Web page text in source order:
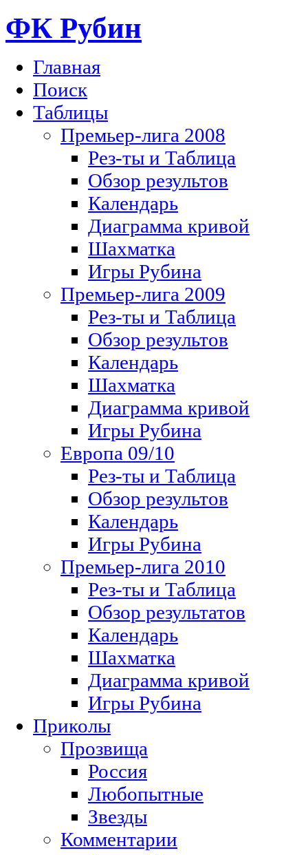
ФК Рубин
Главная
Поиск
Таблицы
Премьер-лига 2008
Рез-ты и Таблица
Обзор результов
Календарь
Диаграмма кривой
Шахматка
Игры Рубина
Премьер-лига 2009
Рез-ты и Таблица
Обзор результов
Календарь
Шахматка
Диаграмма кривой
Игры Рубина
Европа 09/10
Рез-ты и Таблица
Обзор результов
Календарь
Игры Рубина
Премьер-лига 2010
Рез-ты и Таблица
Обзор результатов
Календарь
Шахматка
Диаграмма кривой
Игры Рубина
Приколы
Прозвища
Россия
Любопытные
Звезды
Комментарии